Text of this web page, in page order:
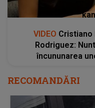
VIDEO Cristiano
Rodriguez:
încununarea
RECOMANDĂRI